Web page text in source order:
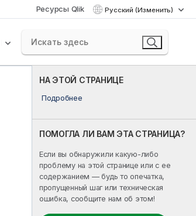
Ресурсы Qlik Русский (Изменить)
НА ЭТОЙ СТРАНИЦЕ
Подробнее
ПОМОГЛА ЛИ ВАМ ЭТА СТРАНИЦА?
Если вы обнаружили какую-либо
проблему на этой странице или с ее
содержанием — будь то опечатка,
пропущенный шаг или техническая
ошибка, сообщите нам об этом!